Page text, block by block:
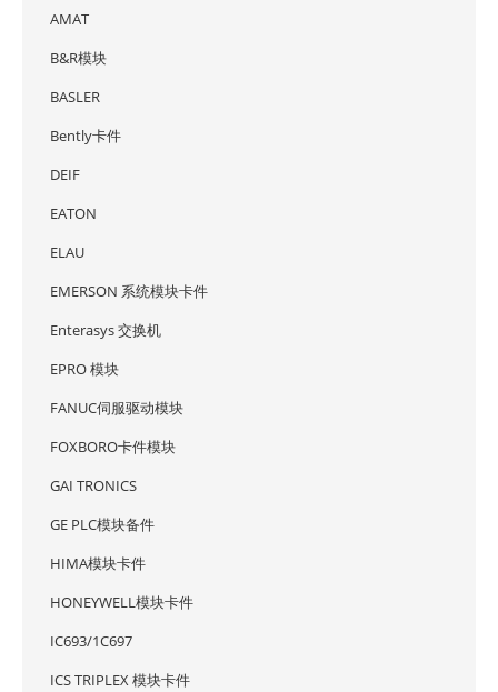
AMAT
B&R模块
BASLER
Bently卡件
DEIF
EATON
ELAU
EMERSON 系统模块卡件
Enterasys 交换机
EPRO 模块
FANUC伺服驱动模块
FOXBORO卡件模块
GAI TRONICS
GE PLC模块备件
HIMA模块卡件
HONEYWELL模块卡件
IC693/1C697
ICS TRIPLEX 模块卡件